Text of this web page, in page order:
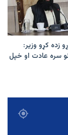
زده کړو وزیر:
سره عادت او خپل